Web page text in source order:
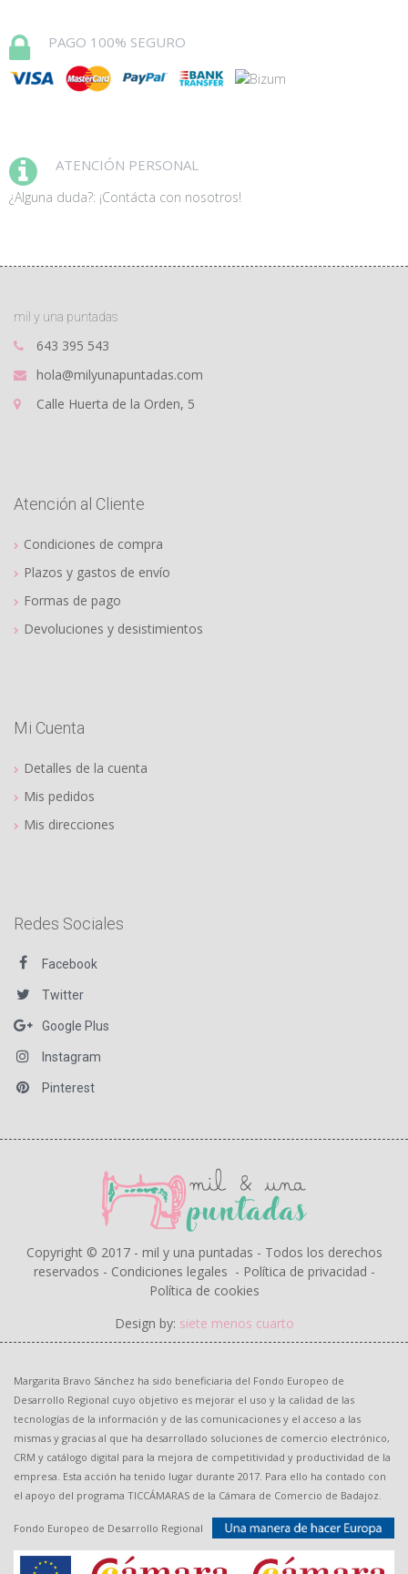
PAGO 100% SEGURO
ATENCIÓN PERSONAL
¿Alguna duda?: ¡Contácta con nosotros!
mil y una puntadas
643 395 543
hola@milyunapuntadas.com
Calle Huerta de la Orden, 5
Atención al Cliente
Condiciones de compra
Plazos y gastos de envío
Formas de pago
Devoluciones y desistimientos
Mi Cuenta
Detalles de la cuenta
Mis pedidos
Mis direcciones
Redes Sociales
Facebook
Twitter
Google Plus
Instagram
Pinterest
Copyright © 2017 - mil y una puntadas - Todos los derechos
reservados - Condiciones legales - Política de privacidad -
Política de cookies
Design by: siete menos cuarto
Margarita Bravo Sánchez ha sido beneficiaria del Fondo Europeo de
Desarrollo Regional cuyo objetivo es mejorar el uso y la calidad de las
tecnologías de la información y de las comunicaciones y el acceso a las
mismas y gracias al que ha desarrollado soluciones de comercio electrónico,
CRM y catálogo digital para la mejora de competitividad y productividad de la
empresa. Esta acción ha tenido lugar durante 2017. Para ello ha contado con
el apoyo del programa TICCÁMARAS de la Cámara de Comercio de Badajoz.
Fondo Europeo de Desarrollo Regional